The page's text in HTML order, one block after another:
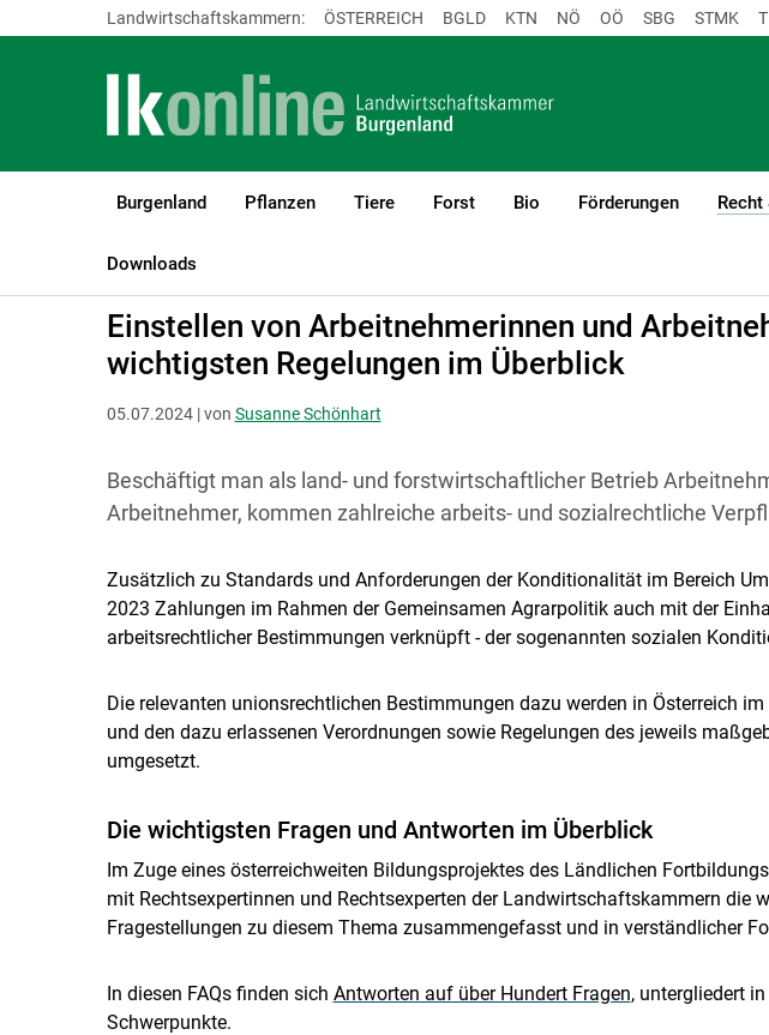
Landwirtschaftskammern: ÖSTERREICH BGLD KTN NÖ OÖ SBG STMK
Burgenland Pflanzen Tiere Forst Bio Förderungen Recht
Downloads
LK Burgenland
Einstellen von Arbeitnehmerinnen und
wichtigsten Regelungen im Überblick
05.07.2024 | von Susanne Schönhart
Beschäftigt man als land- und forstwirtschaftlicher Betrieb
Arbeitnehmer, kommen zahlreiche arbeits- und sozialrechtliche
Zusätzlich zu Standards und Anforderungen der Konditionalität im Bereich
2023 Zahlungen im Rahmen der Gemeinsamen Agrarpolitik auch mit der
arbeitsrechtlicher Bestimmungen verknüpft - der sogenannten sozialen
Die relevanten unionsrechtlichen Bestimmungen dazu werden in Österreich
und den dazu erlassenen Verordnungen sowie Regelungen des jeweils
umgesetzt.
Die wichtigsten Fragen und Antworten im Überblick
Im Zuge eines österreichweiten Bildungsprojektes des Ländlichen
mit Rechtsexpertinnen und Rechtsexperten der Landwirtschaftskammern die
Fragestellungen zu diesem Thema zusammengefasst und in verständlicher
In diesen FAQs finden sich Antworten auf über Hundert Fragen, untergliedert
Schwerpunkte.